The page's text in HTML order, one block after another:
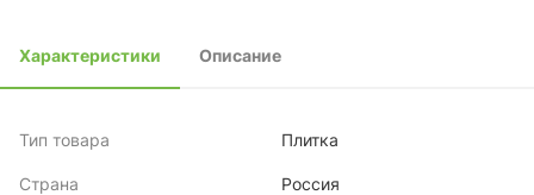
Характеристики Описание
Тип товара Плитка
Страна Россия